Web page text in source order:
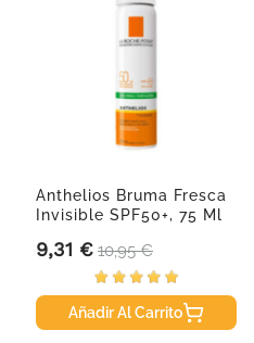
Anthelios Bruma Fresca
Invisible SPF50+, 75 Ml
Precio
9,31 € Precio base
10,95 €
Añadir Al Carrito